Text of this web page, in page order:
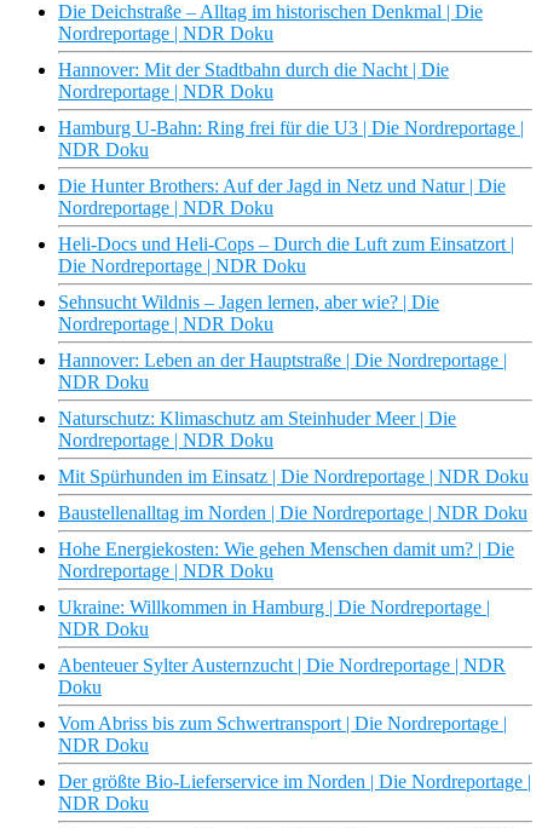
Die Deichstraße – Alltag im historischen Denkmal | Die
Nordreportage | NDR Doku
Hannover: Mit der Stadtbahn durch die Nacht | Die
Nordreportage | NDR Doku
Hamburg U-Bahn: Ring frei für die U3 | Die Nordreportage |
NDR Doku
Die Hunter Brothers: Auf der Jagd in Netz und Natur | Die
Nordreportage | NDR Doku
Heli-Docs und Heli-Cops – Durch die Luft zum Einsatzort |
Die Nordreportage | NDR Doku
Sehnsucht Wildnis – Jagen lernen, aber wie? | Die
Nordreportage | NDR Doku
Hannover: Leben an der Hauptstraße | Die Nordreportage |
NDR Doku
Naturschutz: Klimaschutz am Steinhuder Meer | Die
Nordreportage | NDR Doku
Mit Spürhunden im Einsatz | Die Nordreportage | NDR Doku
Baustellenalltag im Norden | Die Nordreportage | NDR Doku
Hohe Energiekosten: Wie gehen Menschen damit um? | Die
Nordreportage | NDR Doku
Ukraine: Willkommen in Hamburg | Die Nordreportage |
NDR Doku
Abenteuer Sylter Austernzucht | Die Nordreportage | NDR
Doku
Vom Abriss bis zum Schwertransport | Die Nordreportage |
NDR Doku
Der größte Bio-Lieferservice im Norden | Die Nordreportage |
NDR Doku